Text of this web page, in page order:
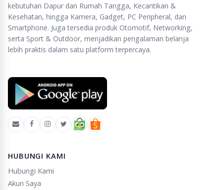
kebutuhan Dapur dan Rumah Tangga, Kecantikan &
Kesehatan, hingga Kamera, Gadget, PC Peripheral, dan
Smartphone. Juga tersedia produk Otomotif, Networking,
serta Sport & Outdoor, menjadikan pengalaman belanja
lebih praktis dalam satu platform terpercaya.
HUBUNGI KAMI
Hubungi Kami
Akun Saya